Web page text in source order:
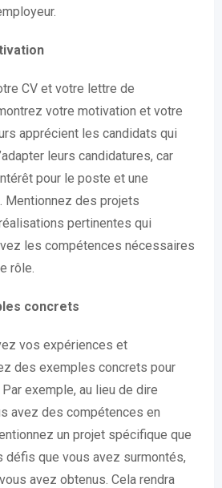
CV et votre lettre de
votre motivation et votre
apprécient les candidats qui
leurs candidatures, car
pour le poste et une
Mentionnez des projets
pertinentes qui
les compétences nécessaires
rôle.
concrets
vos expériences et
des exemples concrets pour
exemple, au lieu de dire
avez des compétences en
un projet spécifique que
défis que vous avez surmontés,
avez obtenus. Cela rendra